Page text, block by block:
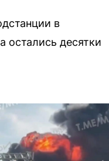
в
остались десятки